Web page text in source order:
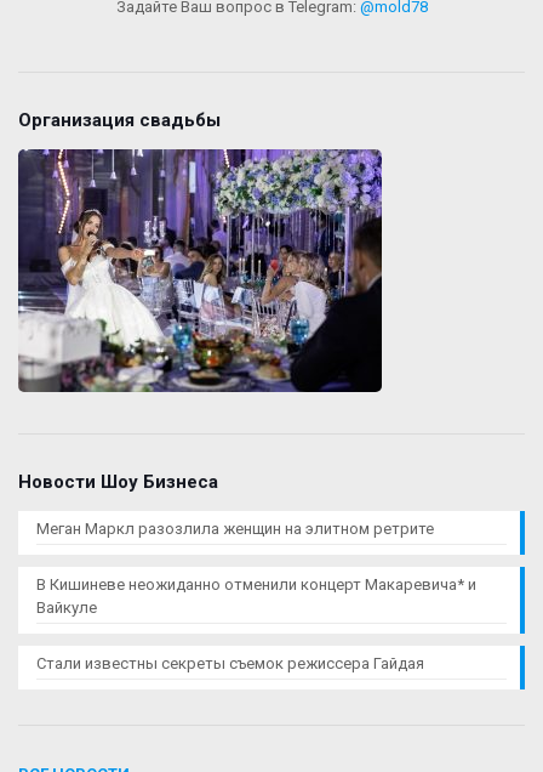
Задайте Ваш вопрос в Telegram: @mold78
Организация свадьбы
Новости Шоу Бизнеса
Меган Маркл разозлила женщин на элитном ретрите
В Кишиневе неожиданно отменили концерт Макаревича* и
Вайкуле
Стали известны секреты съемок режиссера Гайдая